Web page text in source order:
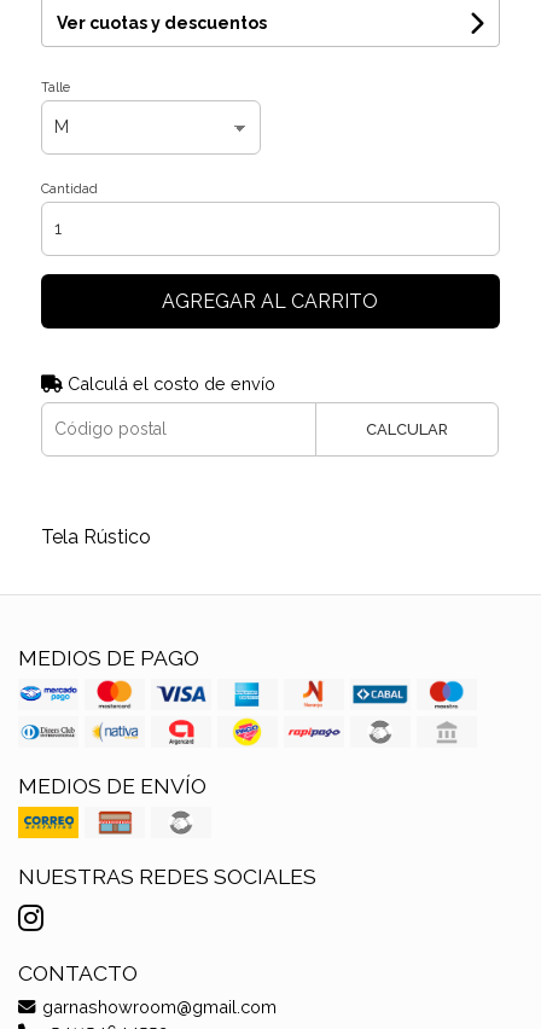
Ver cuotas y descuentos
Talle
Cantidad
AGREGAR AL CARRITO
Calculá el costo de envío
CALCULAR
Tela Rústico
MEDIOS DE PAGO
MEDIOS DE ENVÍO
NUESTRAS REDES SOCIALES
CONTACTO
garnashowroom@gmail.com